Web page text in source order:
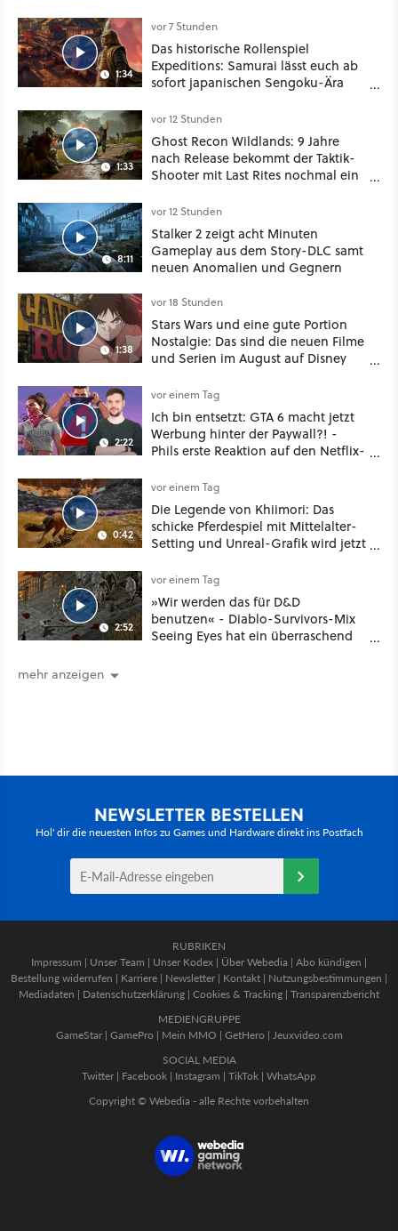
1:34
vor 7 Stunden
Das historische Rollenspiel
Expeditions: Samurai lässt euch ab
sofort japanischen Sengoku-Ära
oder Diplomatie
1:33
vor 12 Stunden
Ghost Recon Wildlands: 9 Jahre
nach Release bekommt der Taktik-
Shooter mit Last Rites nochmal ein
8:11
vor 12 Stunden
Stalker 2 zeigt acht Minuten
Gameplay aus dem Story-DLC samt
neuen Anomalien und Gegnern
1:38
vor 18 Stunden
Stars Wars und eine gute Portion
Nostalgie: Das sind die neuen Filme
und Serien im August auf Disney
2:22
vor einem Tag
Ich bin entsetzt: GTA 6 macht jetzt
Werbung hinter der Paywall?! -
Phils erste Reaktion auf den Netflix-
0:42
vor einem Tag
Die Legende von Khiimori: Das
schicke Pferdespiel mit Mittelalter-
Setting und Unreal-Grafik wird jetzt
2:52
vor einem Tag
»Wir werden das für D&D
benutzen« - Diablo-Survivors-Mix
Seeing Eyes hat ein überraschend
mehr anzeigen
NEWSLETTER BESTELLEN
Hol' dir die neuesten Infos zu Games und Hardware direkt ins Postfach
RUBRIKEN
Impressum | Unser Team | Unser Kodex | Über Webedia | Abo kündigen |
Bestellung widerrufen | Karriere | Newsletter | Kontakt | Nutzungsbestimmungen |
Mediadaten | Datenschutzerklärung | Cookies & Tracking | Transparenzbericht
MEDIENGRUPPE
GameStar| GamePro | Mein MMO | GetHero | Jeuxvideo.com
SOCIAL MEDIA
Twitter | Facebook | Instagram | TikTok | WhatsApp
Copyright © Webedia - alle Rechte vorbehalten